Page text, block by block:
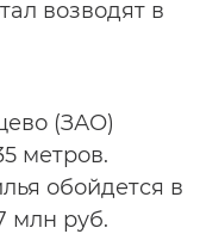
возводят в
(ЗАО)
метров.
обойдется в
млн руб.